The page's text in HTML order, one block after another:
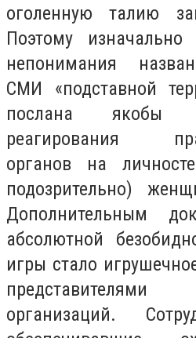
оголенную талию
Поэтому
непонимания
СМИ «подставной
послана якобы
реагирования
органов на
подозрительно)
Дополнительным
абсолютной
игры стало
организаций.